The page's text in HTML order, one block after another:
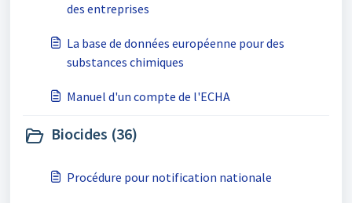
des entreprises
La base de données européenne pour des
substances chimiques
Manuel d'un compte de l'ECHA
Biocides (36)
Procédure pour notification nationale